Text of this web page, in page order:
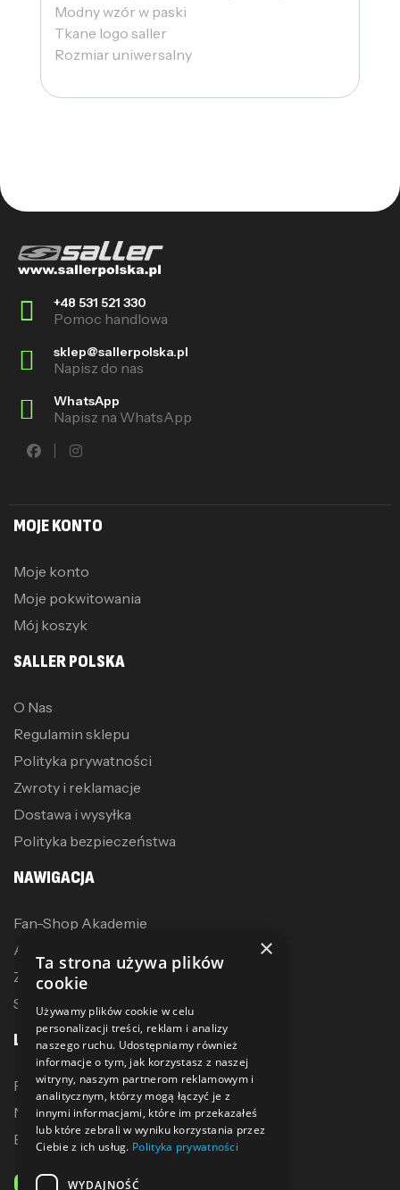
Modny wzór w paski
Tkane logo saller
Rozmiar uniwersalny
+48 531 521 330
Pomoc handlowa
sklep@sallerpolska.pl
Napisz do nas
WhatsApp
Napisz na WhatsApp
MOJE KONTO
Moje konto
Moje pokwitowania
Mój koszyk
SALLER POLSKA
O Nas
Regulamin sklepu
Polityka prywatności
Zwroty i reklamacje
Dostawa i wysyłka
Polityka bezpieczeństwa
NAWIGACJA
Fan-Shop Akademie
Akcesoria treningowe
Zostań dystrybutorem
Sublimacja
LINKI
Promocje
Nowe produkty
Bestsellery
×
Ta strona używa plików
cookie
Używamy plików cookie w celu
personalizacji treści, reklam i analizy
naszego ruchu. Udostępniamy również
informacje o tym, jak korzystasz z naszej
witryny, naszym partnerom reklamowym i
analitycznym, którzy mogą łączyć je z
innymi informacjami, które im przekazałeś
lub które zebrali w wyniku korzystania przez
Ciebie z ich usług. Polityka prywatności
WYDAJNOŚĆ